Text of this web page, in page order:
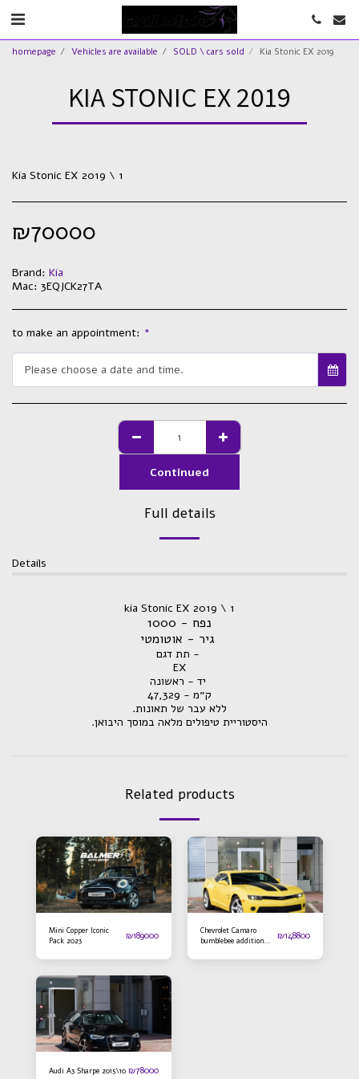
homepage Vehicles are available SOLD \ cars sold Kia Stonic EX 2019
KIA STONIC EX 2019
Kia Stonic EX 2019 \ 1
₪70000
Brand: Kia
Mac: 3EQJCK27TA
to make an appointment: *
Please choose a date and time.
Continued
Full details
Details
kia Stonic EX 2019 \ 1
נפח - 1000
תת דגם -
EX
ק״מ - 47,329
.ללא עבר של תאונות
.היסטוריית טיפולים מלאה במוסך היבואן
Related products
Mini Copper Iconic
Pack 2023
₪189000
Chevrolet Camaro
bumblebee addition
₪148800
Audi A3 Sharpe 2015\10 ₪78000